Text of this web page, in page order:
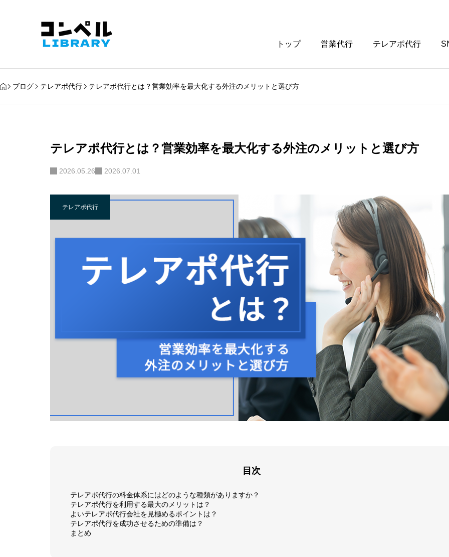
トップ 営業代行 テレアポ代行
ブログ テレアポ代行 テレアポ代行とは？営業効率を最大化する外注のメリットと選び方
テレアポ代行とは？営業効率を最大化する外注のメリットと選び方
2026.05.26 2026.07.01
テレアポ代行
目次
テレアポ代行の料金体系にはどのような種類がありますか？
テレアポ代行を利用する最大のメリットは？
よいテレアポ代行会社を見極めるポイントは？
テレアポ代行を成功させるための準備は？
まとめ